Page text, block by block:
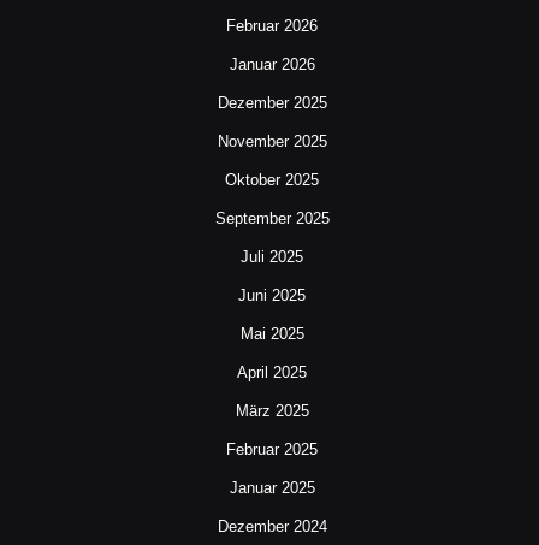
Februar 2026
Januar 2026
Dezember 2025
November 2025
Oktober 2025
September 2025
Juli 2025
Juni 2025
Mai 2025
April 2025
März 2025
Februar 2025
Januar 2025
Dezember 2024